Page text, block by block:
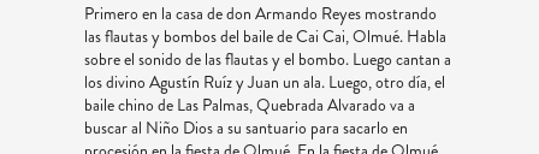
Primero en la casa de don Armando Reyes mostrando
las flautas y bombos del baile de Cai Cai, Olmué. Habla
sobre el sonido de las flautas y el bombo. Luego cantan a
los divino Agustín Ruíz y Juan un ala. Luego, otro día, el
baile chino de Las Palmas, Quebrada Alvarado va a
buscar al Niño Dios a su santuario para sacarlo en